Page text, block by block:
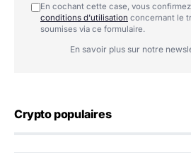
En cochant cette case, vous
conditions d'utilisation concernant le
soumises via ce formulaire.
En savoir plus sur notre
Crypto populaires